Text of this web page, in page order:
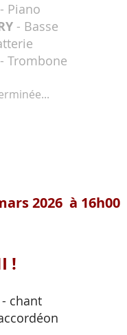
- Piano
- Basse
- Trombone
2026 à 16h00
!
- chant